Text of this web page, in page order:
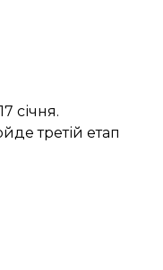
січня.
третій етап